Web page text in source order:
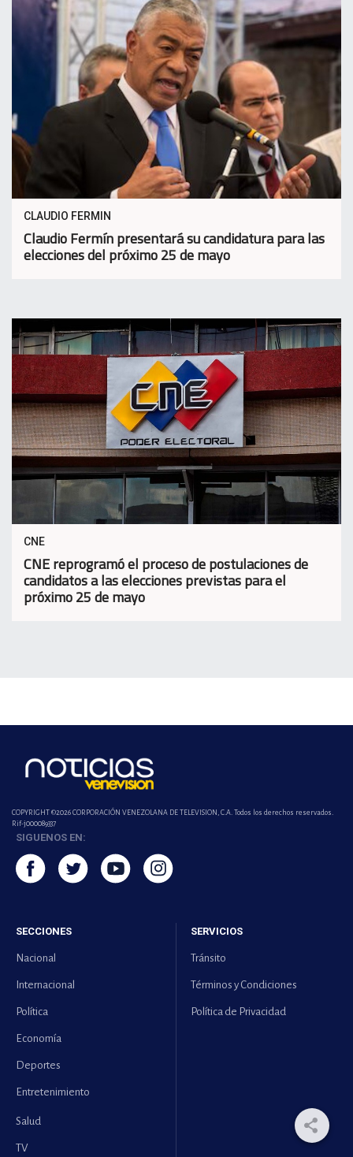
CLAUDIO FERMIN
Claudio Fermín presentará su candidatura para las
elecciones del próximo 25 de mayo
CNE
CNE reprogramó el proceso de postulaciones de
candidatos a las elecciones previstas para el
próximo 25 de mayo
COPYRIGHT ©2026 CORPORACIÓN VENEZOLANA DE TELEVISION, C.A. Todos los derechos reservados.
Rif-j000089337
SIGUENOS EN:
SECCIONES
Nacional
Internacional
Política
Economía
Deportes
Entretenimiento
Salud
TV
SERVICIOS
Tránsito
Términos y Condiciones
Política de Privacidad